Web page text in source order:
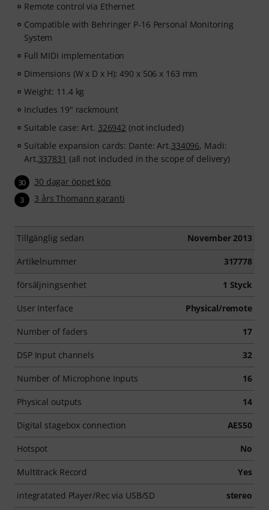
Remote control via Ethernet
Compatible with Behringer P-16 Personal Monitoring
System
Full MIDI implementation
Dimensions (W x D x H): 490 x 506 x 163 mm
Weight: 11.4 kg
Includes 19" rackmount
Suitable case: Art. 326942 (not included)
Suitable expansion cards: Dante: Art.334096, Madi:
Art.337831 (all not included in the scope of delivery)
30 30 dagar öppet köp
3 3 års Thomann garanti
Tillgänglig sedan November 2013
Artikelnummer 317778
försäljningsenhet 1 Styck
User Interface Physical/remote
Number of faders 17
DSP Input channels 32
Number of Microphone Inputs 16
Physical outputs 14
Digital stagebox connection AES50
Hotspot No
Multitrack Record Yes
integratated Player/Rec via USB/SD stereo